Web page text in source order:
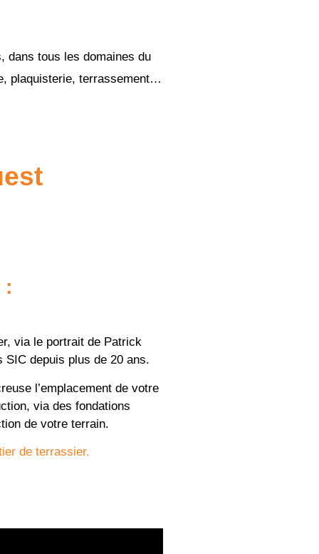
dans tous les domaines du
plaquisterie, terrassement…
:
via le portrait de Patrick
SIC depuis plus de 20 ans.
l’emplacement de votre
via des fondations
de votre terrain.
de terrassier.